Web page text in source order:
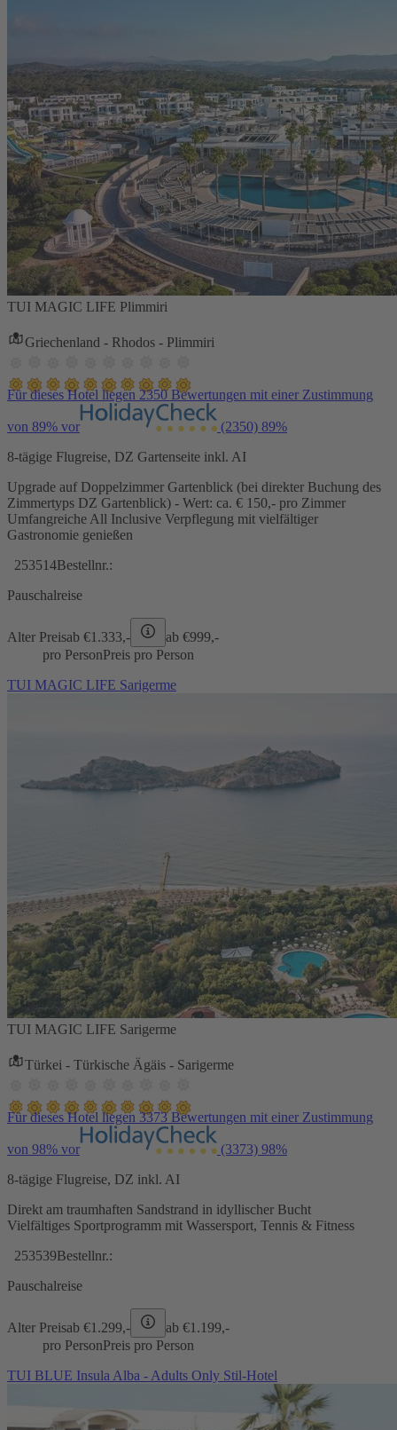
TUI MAGIC LIFE Plimmiri
Griechenland - Rhodos - Plimmiri
Für dieses Hotel liegen 2350 Bewertungen mit einer Zustimmung
von 89% vor (2350) 89%
8-tägige Flugreise, DZ Gartenseite inkl. AI
Upgrade auf Doppelzimmer Gartenblick (bei direkter Buchung des
Zimmertyps DZ Gartenblick) - Wert: ca. € 150,- pro Zimmer
Umfangreiche All Inclusive Verpflegung mit vielfältiger
Gastronomie genießen
253514Bestellnr.:
Pauschalreise
Alter Preisab €1.333,- ab €999,-
pro PersonPreis pro Person
TUI MAGIC LIFE Sarigerme
TUI MAGIC LIFE Sarigerme
Türkei - Türkische Ägäis - Sarigerme
Für dieses Hotel liegen 3373 Bewertungen mit einer Zustimmung
von 98% vor (3373) 98%
8-tägige Flugreise, DZ inkl. AI
Direkt am traumhaften Sandstrand in idyllischer Bucht
Vielfältiges Sportprogramm mit Wassersport, Tennis & Fitness
253539Bestellnr.:
Pauschalreise
Alter Preisab €1.299,- ab €1.199,-
pro PersonPreis pro Person
TUI BLUE Insula Alba - Adults Only Stil-Hotel